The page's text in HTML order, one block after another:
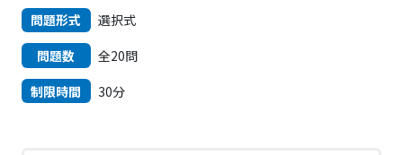
問題形式
選択式
問題数
全20問
制限時間
30分